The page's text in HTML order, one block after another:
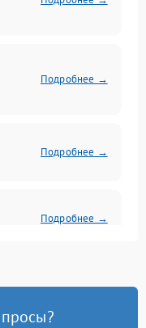
Подробнее →
Подробнее →
Подробнее →
Подробнее →